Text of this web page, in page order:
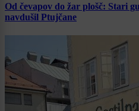
Od čevapov do žar plošč: Stari
navdušil Ptujčane